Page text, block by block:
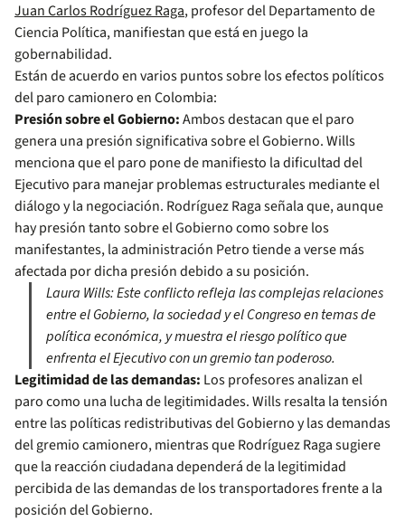
Juan Carlos Rodríguez Raga, profesor del Departamento de
Ciencia Política, manifiestan que está en juego la
gobernabilidad.
Están de acuerdo en varios puntos sobre los efectos políticos
del paro camionero en Colombia:
Presión sobre el Gobierno:Ambos destacan que el paro
genera una presión significativa sobre el Gobierno. Wills
menciona que el paro pone de manifiesto la dificultad del
Ejecutivo para manejar problemas estructurales mediante el
diálogo y la negociación. Rodríguez Raga señala que, aunque
hay presión tanto sobre el Gobierno como sobre los
manifestantes, la administración Petro tiende a verse más
afectada por dicha presión debido a su posición.
Laura Wills: Este conflicto refleja las complejas relaciones
entre el Gobierno, la sociedad y el Congreso en temas de
política económica, y muestra el riesgo político que
enfrenta el Ejecutivo con un gremio tan poderoso.
​​​​​​Legitimidad de las demandas: Los profesores analizan el
paro como una lucha de legitimidades. Wills resalta la tensión
entre las políticas redistributivas del Gobierno y las demandas
del gremio camionero, mientras que Rodríguez Raga sugiere
que la reacción ciudadana dependerá de la legitimidad
percibida de las demandas de los transportadores frente a la
posición del Gobierno.